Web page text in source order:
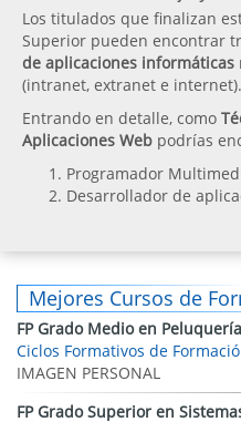
Los titulados que finalizan
Superior pueden encontrar
de aplicaciones informáticas
(intranet, extranet e internet).
Entrando en detalle, como
Aplicaciones Web podrías
Programador
Desarrollador de
Mejores Cursos de
FP Grado Medio en Peluquería
Ciclos Formativos de
IMAGEN PERSONAL
FP Grado Superior en